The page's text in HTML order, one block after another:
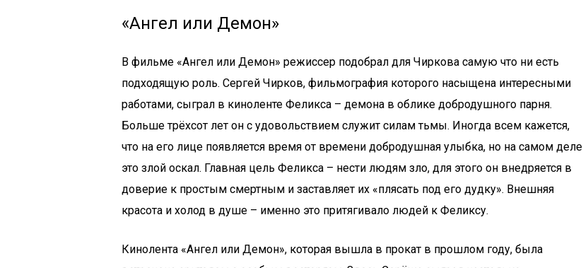
«Ангел или Демон»
В фильме «Ангел или Демон» режиссер подобрал для Чиркова самую что ни есть
подходящую роль. Сергей Чирков, фильмография которого насыщена интересными
работами, сыграл в киноленте Феликса – демона в облике добродушного парня.
Больше трёхсот лет он с удовольствием служит силам тьмы. Иногда всем кажется,
что на его лице появляется время от времени добродушная улыбка, но на самом деле
это злой оскал. Главная цель Феликса – нести людям зло, для этого он внедряется в
доверие к простым смертным и заставляет их «плясать под его дудку». Внешняя
красота и холод в душе – именно это притягивало людей к Феликсу.
Кинолента «Ангел или Демон», которая вышла в прокат в прошлом году, была